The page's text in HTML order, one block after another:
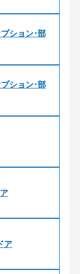
ション･部
ション･部
ア